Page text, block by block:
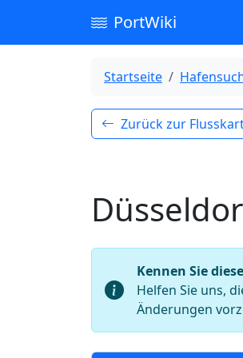
PortWiki
Startseite
Zurück zur
Kennen Sie
Helfen Sie uns,
Änderungen